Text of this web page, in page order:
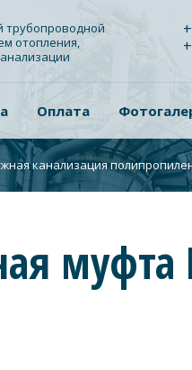
трубопроводной
отопления,
Оплата
канализация